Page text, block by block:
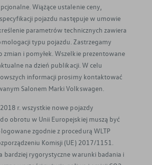
Wiążące ustalenie ceny,
pojazdu następuje w umowie
parametrów technicznych zawiera
typu pojazdu. Zastrzegamy
zmian i pomyłek. Wszelkie prezentowane
na dzień publikacji. W celu
informacji prosimy kontaktować
Salonem Marki Volkswagen.
r. wszystkie nowe pojazdy
obrotu w Unii Europejskiej muszą być
zgodnie z procedurą WLTP
Komisji (UE) 2017/1151.
bardziej rygorystyczne warunki badania i